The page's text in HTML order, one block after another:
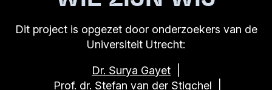
Dit project is opgezet door onderzoekers van de
Universiteit Utrecht:
Dr. Surya Gayet
Prof. dr. Stefan van der Stigchel